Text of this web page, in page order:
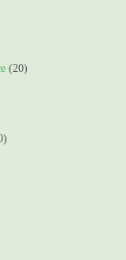
(20)